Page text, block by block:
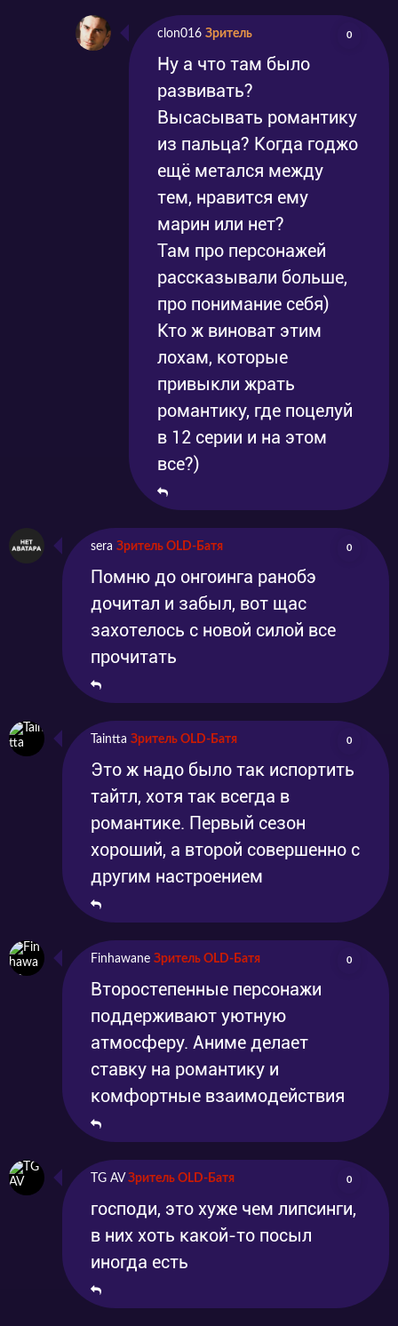
clon016 Зритель 0
Ну а что там было
развивать?
Высасывать романтику
из пальца? Когда годжо
ещё метался между
тем, нравится ему
марин или нет?
Там про персонажей
рассказывали больше,
про понимание себя)
Кто ж виноват этим
лохам, которые
привыкли жрать
романтику, где поцелуй
в 12 серии и на этом
все?)
sera Зритель OLD-Батя 0
Помню до онгоинга ранобэ
дочитал и забыл, вот щас
захотелось с новой силой все
прочитать
Taintta Зритель OLD-Батя 0
Это ж надо было так испортить
тайтл, хотя так всегда в
романтике. Первый сезон
хороший, а второй совершенно с
другим настроением
Finhawane Зритель OLD-Батя 0
Второстепенные персонажи
поддерживают уютную
атмосферу. Аниме делает
ставку на романтику и
комфортные взаимодействия
TG AV Зритель OLD-Батя 0
господи, это хуже чем липсинги,
в них хоть какой-то посыл
иногда есть